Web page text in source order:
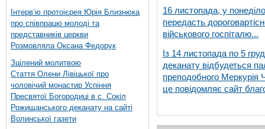
Інтерв’ю протоієрея Юрія Близнюка
про співпрацю молоді та
представників церкви
Розмовляла Оксана Федорук
Зцілений молитвою
Стаття Олени Лівіцької про
чоловічий монастир Успіння
Пресвятої Богородиці в с. Сокіл
Рожищанського деканату на сайті
Волинської газети
16 листопада, у
передасть
військового госпіталю...
Із 14 листопада по 5
деканату відбудеться
преподобного Меркурія
це повідомляє сайт